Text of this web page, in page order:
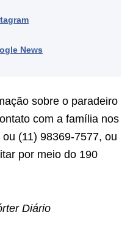
News
sobre o paradeiro
com a família nos
(11) 98369-7577, ou
por meio do 190
Diário